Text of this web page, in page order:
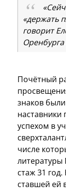
«держать
говорит
Почётный
знаков
наставники
успехом в
числе
литературы
стаж 31
ставшей ей